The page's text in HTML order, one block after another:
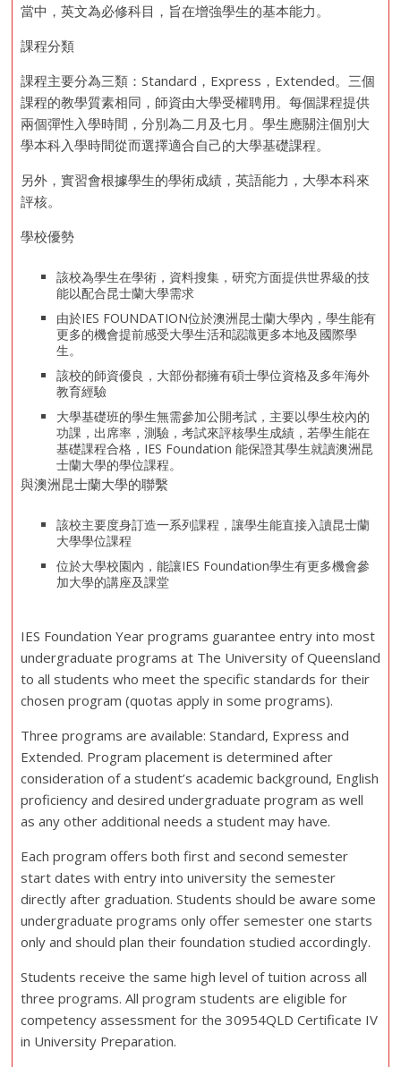
當中，英文為必修科目，旨在增強學生的基本能力。
課程分類
課程主要分為三類：Standard，Express，Extended。三個
課程的教學質素相同，師資由大學受權聘用。每個課程提供
兩個彈性入學時間，分別為二月及七月。學生應關注個別大
學本科入學時間從而選擇適合自己的大學基礎課程。
另外，實習會根據學生的學術成績，英語能力，大學本科來
評核。
學校優勢
該校為學生在學術，資料搜集，研究方面提供世界級的技
能以配合昆士蘭大學需求
由於IES FOUNDATION位於澳洲昆士蘭大學內，學生能有
更多的機會提前感受大學生活和認識更多本地及國際學
生。
該校的師資優良，大部份都擁有碩士學位資格及多年海外
教育經驗
大學基礎班的學生無需參加公開考試，主要以學生校內的
功課，出席率，測驗，考試來評核學生成績，若學生能在
基礎課程合格，IES Foundation 能保證其學生就讀澳洲昆
士蘭大學的學位課程。
與澳洲昆士蘭大學的聯繫
該校主要度身訂造一系列課程，讓學生能直接入讀昆士蘭
大學學位課程
位於大學校園內，能讓IES Foundation學生有更多機會參
加大學的講座及課堂
IES Foundation Year programs guarantee entry into most
undergraduate programs at The University of Queensland
to all students who meet the specific standards for their
chosen program (quotas apply in some programs).
Three programs are available: Standard, Express and
Extended. Program placement is determined after
consideration of a student’s academic background, English
proficiency and desired undergraduate program as well
as any other additional needs a student may have.
Each program offers both first and second semester
start dates with entry into university the semester
directly after graduation. Students should be aware some
undergraduate programs only offer semester one starts
only and should plan their foundation studied accordingly.
Students receive the same high level of tuition across all
three programs. All program students are eligible for
competency assessment for the 30954QLD Certificate IV
in University Preparation.